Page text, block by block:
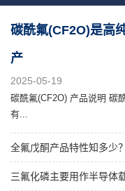
碳酰氟(CF2O)是高
产
2025-05-19
碳酰氟(CF2O) 产品说明 碳
有...
全氟戊酮产品特性知多少？
三氟化磷主要用作半导体